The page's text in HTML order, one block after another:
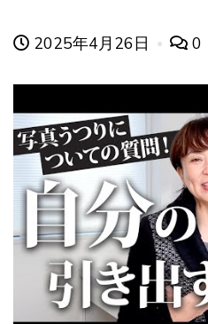
2025年4月26日 0